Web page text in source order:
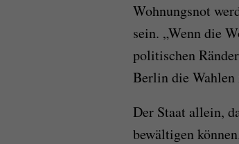
Wohnungsnot
sein. „Wenn die
politischen
Berlin die Wahlen
Der Staat allein,
bewältigen